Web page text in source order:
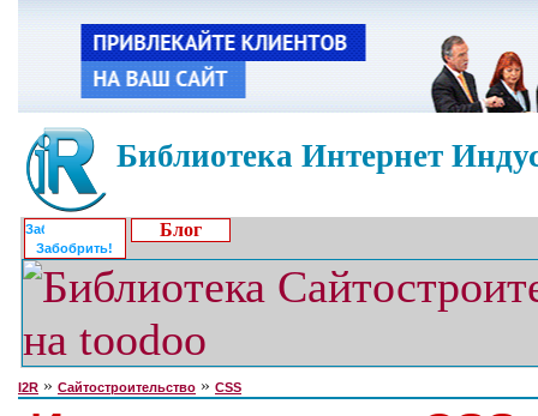
Библиотека Интернет
Забобрить!
Блог
I2R » Сайтостроительство » CSS